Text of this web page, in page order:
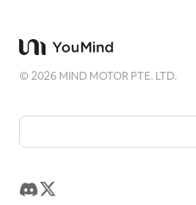
©2026 MIND MOTOR PTE. LTD.